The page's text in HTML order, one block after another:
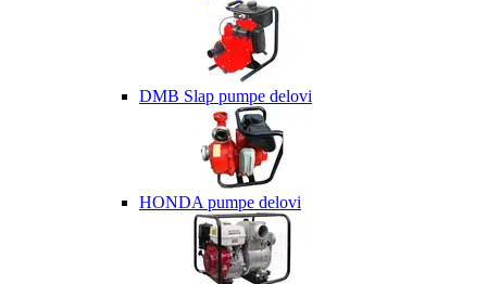
DMB Slap pumpe delovi
HONDA pumpe delovi